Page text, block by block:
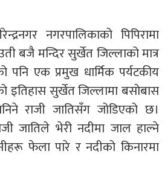
नगरपालिकाको पिपिरामा
बजै मन्दिर सुर्खेत जिल्लाको मात्र
पनि एक प्रमुख धार्मिक पर्यटकीय
इतिहास सुर्खेत जिल्लामा बसोबास
राजी जातिसँग जोडिएको छ।
जातिले भेरी नदीमा जाल हाल्ने
फेला पारे र नदीको किनारमा